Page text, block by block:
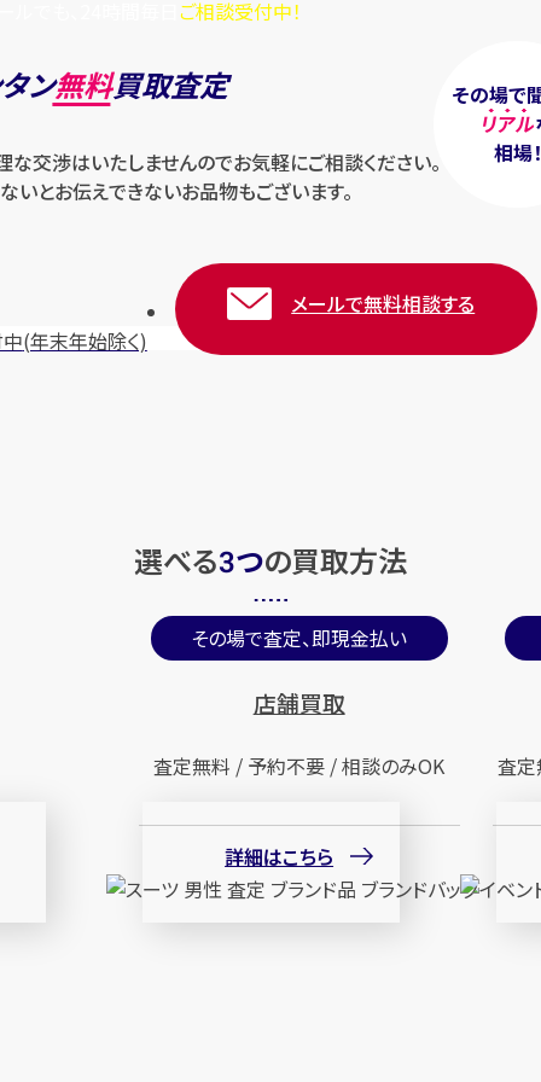
ご相談受付中！
その場で
リアル
相場！
ン無料買取査定
交渉はいたしませんのでお気軽にご相談ください。
いとお伝えできないお品物もございます。
(年末年始除く)
メールで無料相談する
選べる3つの買取方法
その場で査定、即現金払い
店舗買取
査定無料 / 予約不要 / 相談のみOK
詳細はこちら
査